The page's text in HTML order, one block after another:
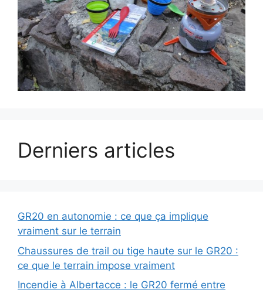
Derniers articles
GR20 en autonomie : ce que ça implique
vraiment sur le terrain
Chaussures de trail ou tige haute sur le GR20 :
ce que le terrain impose vraiment
Incendie à Albertacce : le GR20 fermé entre